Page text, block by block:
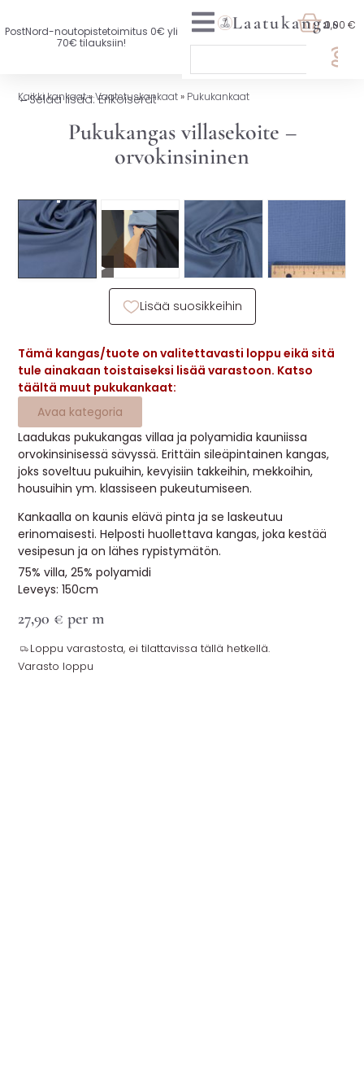
PostNord-noutopistetoimitus 0€ yli
70€ tilauksiin!
UUTTA VALIKOIMASSA
KAIKKI KANKAAT
VAATETUSKANKAAT
SISUSTUSKANKAAT
YLEISKANKAAT
LISENSOIDUT KANKAAT
KANKAAT A-Ö
MUUT
🔖 OUTLET
OHJEITA
USEIN KYSYTTYÄ
OTA YHTEYTTÄ
Laatukangas0,00 €
Kaikki kankaat»Vaatetuskankaat» Pukukankaat
←Selaa lisää: Erikoiserät
Pukukangas villasekoite –
orvokinsininen
Tämä kangas/tuote on valitettavasti loppu eikä sitä
tule ainakaan toistaiseksi lisää varastoon. Katso
täältä muut pukukankaat:
Avaa kategoria
Laadukas pukukangas villaa ja polyamidia kauniissa
orvokinsinisessä sävyssä. Erittäin sileäpintainen kangas,
joks soveltuu pukuihin, kevyisiin takkeihin, mekkoihin,
housuihin ym. klassiseen pukeutumiseen.
Kankaalla on kaunis elävä pinta ja se laskeutuu
erinomaisesti. Helposti huollettava kangas, joka kestää
vesipesun ja on lähes rypistymätön.
75% villa, 25% polyamidi
Leveys: 150cm
27,90 € per m
Loppu varastosta, ei tilattavissa tällä hetkellä.
Varasto loppu
▶
Lisää suosikkeihin